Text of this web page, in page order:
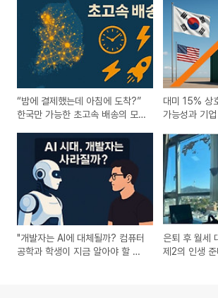
“밤에 결제했는데 아침에 도착?”
한국만 가능한 초고속 배송의 모
대미 15% 상
가능성과 기
"개발자는 AI에 대체될까? 컴퓨터
공학과 학생이 지금 알아야 할 5
은퇴 후 월세
제2의 인생